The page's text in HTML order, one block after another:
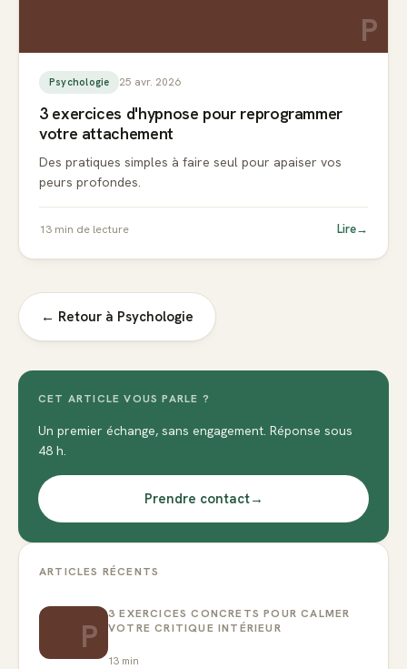
P
Psychologie 25 avr. 2026
3 exercices d'hypnose pour reprogrammer
votre attachement
Des pratiques simples à faire seul pour apaiser vos
peurs profondes.
13 min de lecture Lire→
← Retour à Psychologie
CET ARTICLE VOUS PARLE ?
Un premier échange, sans engagement. Réponse sous
48 h.
Prendre contact→
ARTICLES RÉCENTS
P
3 EXERCICES CONCRETS POUR CALMER
VOTRE CRITIQUE INTÉRIEUR
13 min